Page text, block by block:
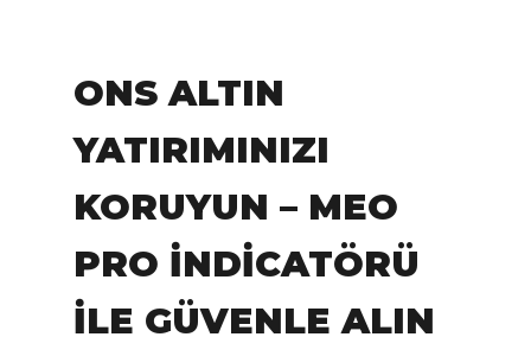
ONS ALTIN
YATIRIMINIZI
KORUYUN – MEO
PRO İNDICATÖRÜ
ILE GÜVENLE ALIN